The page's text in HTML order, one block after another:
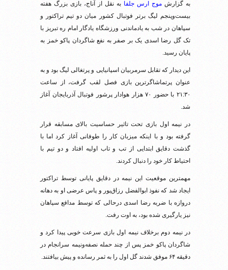
به گزارش موج ارس جلفا به نقل از آناج، بازی بزرگ هفته
بیست‌وپنجم لیگ برتر فوتبال کشور میان دو تیم تراکتور و
سپاهان در شب به یادماندنی ورزشگاه یادگار امام ره تبریز با
تک گل رضا اسدی یک بر صفر به نفع شاگردان پاکو خمز به
پایان رسید.
این دیدار که تقابل سرمربیان اسپانیایی و پرتغالی لیگ بود و به
عنوان پرتماشاگرترین بازی فصل لقب گرفت، از ساعت
۲۱:۳۰ با حضور ۷۰ هزار هوادار پرشور فوتبال آذربایجان آغاز
شد.
در نیمه اول بازی تحت تاثیر حساسیت بالای مسابقه قرار
گرفته بود و با اینکه میزبان کار را طوفانی آغاز کرد اما با
گذشت دقایق ابتدایی از تب و تاب اولیه افتاد و دو تیم با
احتیاط کار خود را دنبال کردند.
مهمترین موقعیت این نیمه در دقایق پایانی توسط تراکتور
ایجاد شد که نفوذ ابوالفضل رزاق‌پور و پاس عرضی او به دهانه
دروازه با ضربه رضا اسدی درحالی که توسط مدافع سپاهان
نیز یارگیری شده بود، به اوت رفت.
در نیمه دوم برخلاف نیمه اول بازی سرعت خوبی پیدا کرد و
شاگردان پاکو خمز پس از چند حمله نصفه‌ونیمه سرانجام در
دقیقه ۶۴ موفق شدند گل اول را به ثمر رسانده و پیش بیافتند.